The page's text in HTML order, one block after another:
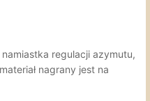
regulacji azymutu,
nagrany jest na